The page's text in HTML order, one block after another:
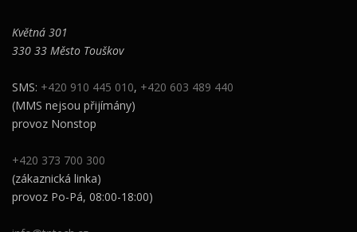
Květná 301
330 33 Město Touškov
SMS: +420 910 445 010, +420 603 489 440
(MMS nejsou přijímány)
provoz Nonstop
+420 373 700 300
(zákaznická linka)
provoz Po-Pá, 08:00-18:00)